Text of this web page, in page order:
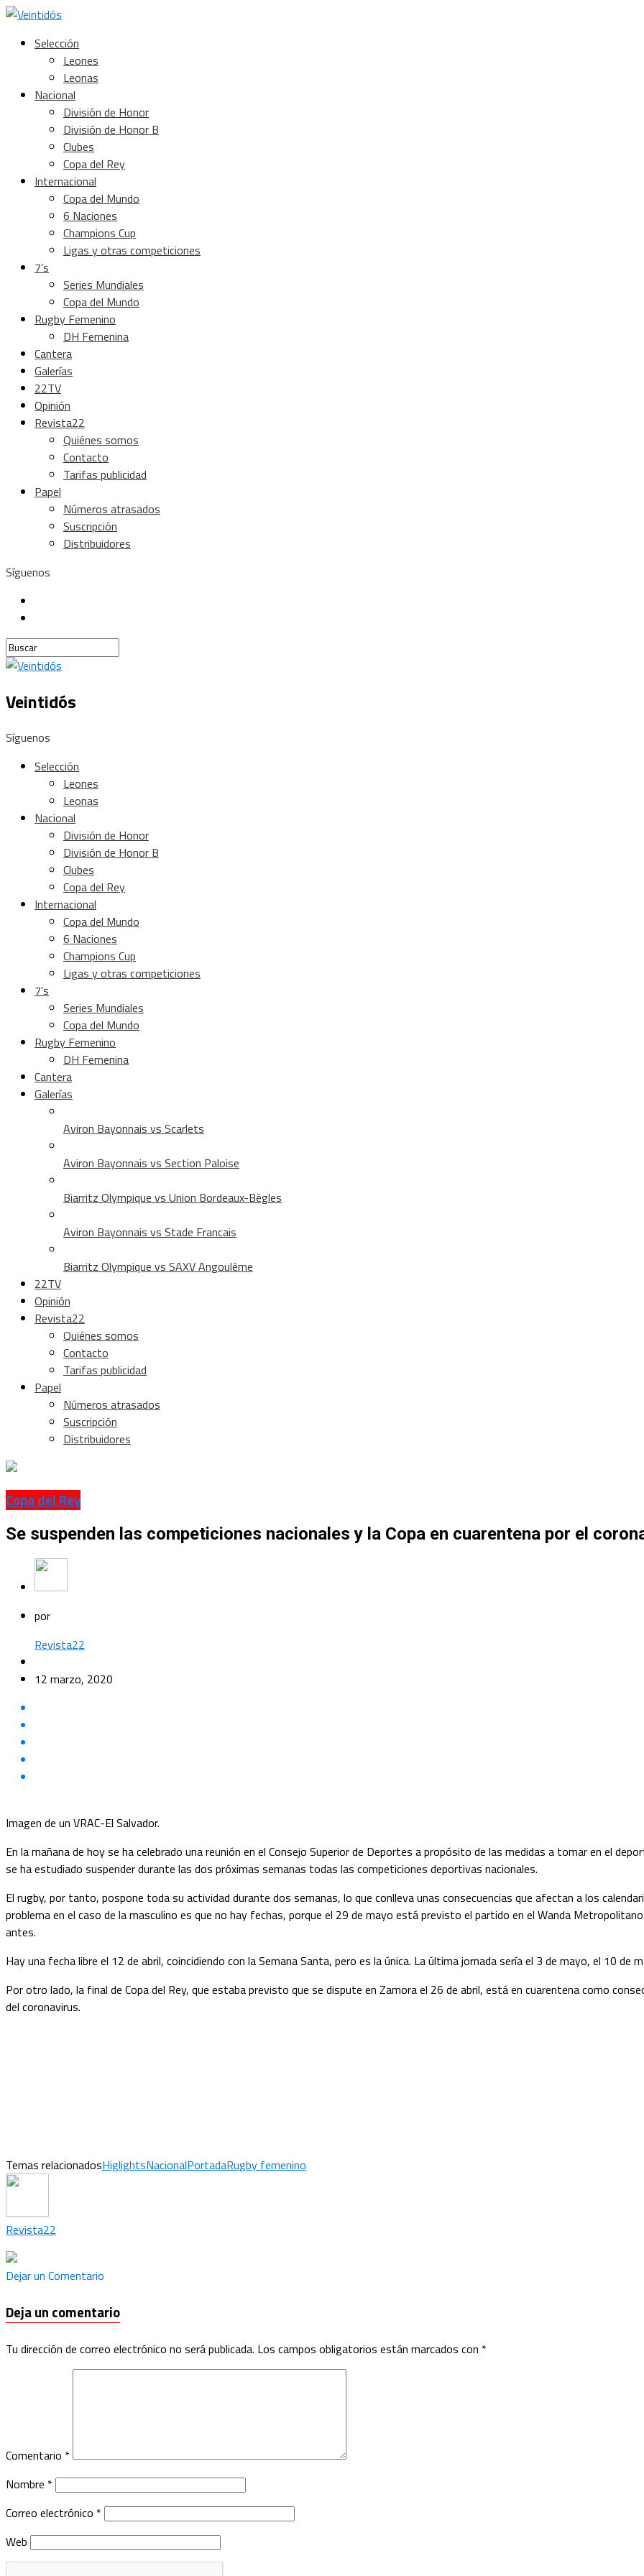
Selección
Leones
Leonas
Nacional
División de Honor
División de Honor B
Clubes
Copa del Rey
Internacional
Copa del Mundo
6 Naciones
Champions Cup
Ligas y otras competiciones
7’s
Series Mundiales
Copa del Mundo
Rugby Femenino
DH Femenina
Cantera
Galerías
22TV
Opinión
Revista22
Quiénes somos
Contacto
Tarifas publicidad
Papel
Números atrasados
Suscripción
Distribuidores
Síguenos
Veintidós
Síguenos
Selección
Leones
Leonas
Nacional
División de Honor
División de Honor B
Clubes
Copa del Rey
Internacional
Copa del Mundo
6 Naciones
Champions Cup
Ligas y otras competiciones
7’s
Series Mundiales
Copa del Mundo
Rugby Femenino
DH Femenina
Cantera
Galerías
Aviron Bayonnais vs Scarlets
Aviron Bayonnais vs Section Paloise
Biarritz Olympique vs Union Bordeaux-Bègles
Aviron Bayonnais vs Stade Francais
Biarritz Olympique vs SAXV Angoulême
22TV
Opinión
Revista22
Quiénes somos
Contacto
Tarifas publicidad
Papel
Números atrasados
Suscripción
Distribuidores
Copa del Rey
Se suspenden las competiciones nacionales y la Copa en cuarentena por el
por
Revista22
12 marzo, 2020
Imagen de un VRAC-El Salvador.
En la mañana de hoy se ha celebrado una reunión en el Consejo Superior de Deportes a propósito de las medidas a tomar en el
se ha estudiado suspender durante las dos próximas semanas todas las competiciones deportivas nacionales.
El rugby, por tanto, pospone toda su actividad durante dos semanas, lo que conlleva unas consecuencias que afectan a los
problema en el caso de la masculino es que no hay fechas, porque el 29 de mayo está previsto el partido en el Wanda
antes.
Hay una fecha libre el 12 de abril, coincidiendo con la Semana Santa, pero es la única. La última jornada sería el 3 de mayo, el 10
Por otro lado, la final de Copa del Rey, que estaba previsto que se dispute en Zamora el 26 de abril, está en cuarentena como
del coronavirus.
Temas relacionadosHiglightsNacionalPortadaRugby femenino
Revista22
Dejar un Comentario
Deja un comentario
Tu dirección de correo electrónico no será publicada. Los campos obligatorios están marcados con *
Comentario *
Nombre *
Correo electrónico *
Web